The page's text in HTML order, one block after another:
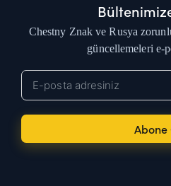
Chestny Znak ve Rusya
güncellemeleri e-
Abone